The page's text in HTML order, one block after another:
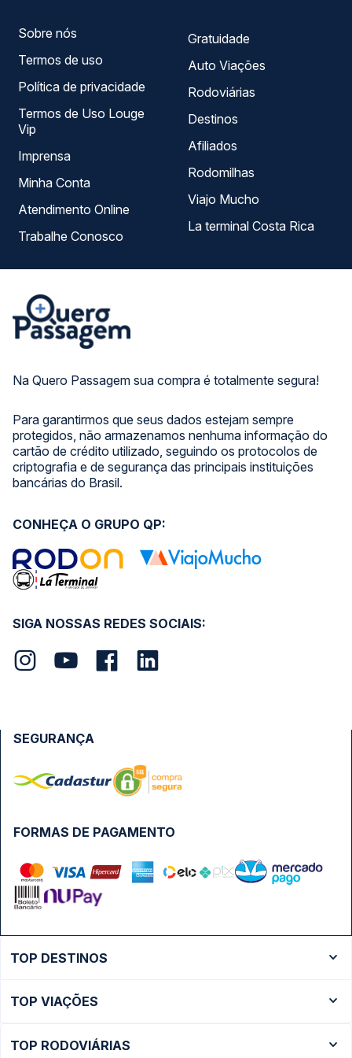
Na Quero Passagem sua compra é totalmente segura!
Para garantirmos que seus dados estejam sempre
protegidos, não armazenamos nenhuma informação do
cartão de crédito utilizado, seguindo os protocolos de
criptografia e de segurança das principais instituições
bancárias do Brasil.
Sobre nós
Termos de uso
Política de privacidade
Termos de Uso Louge
Vip
Imprensa
Minha Conta
Atendimento Online
Trabalhe Conosco
Gratuidade
Auto Viações
Rodoviárias
Destinos
Afiliados
Rodomilhas
Viajo Mucho
La terminal Costa Rica
SIGA NOSSAS REDES SOCIAIS:
CONHEÇA O GRUPO QP:
FORMAS DE PAGAMENTO
SEGURANÇA
TOP DESTINOS
Ônibus São Paulo
TOP VIAÇÕES
TOP RODOVIÁRIAS